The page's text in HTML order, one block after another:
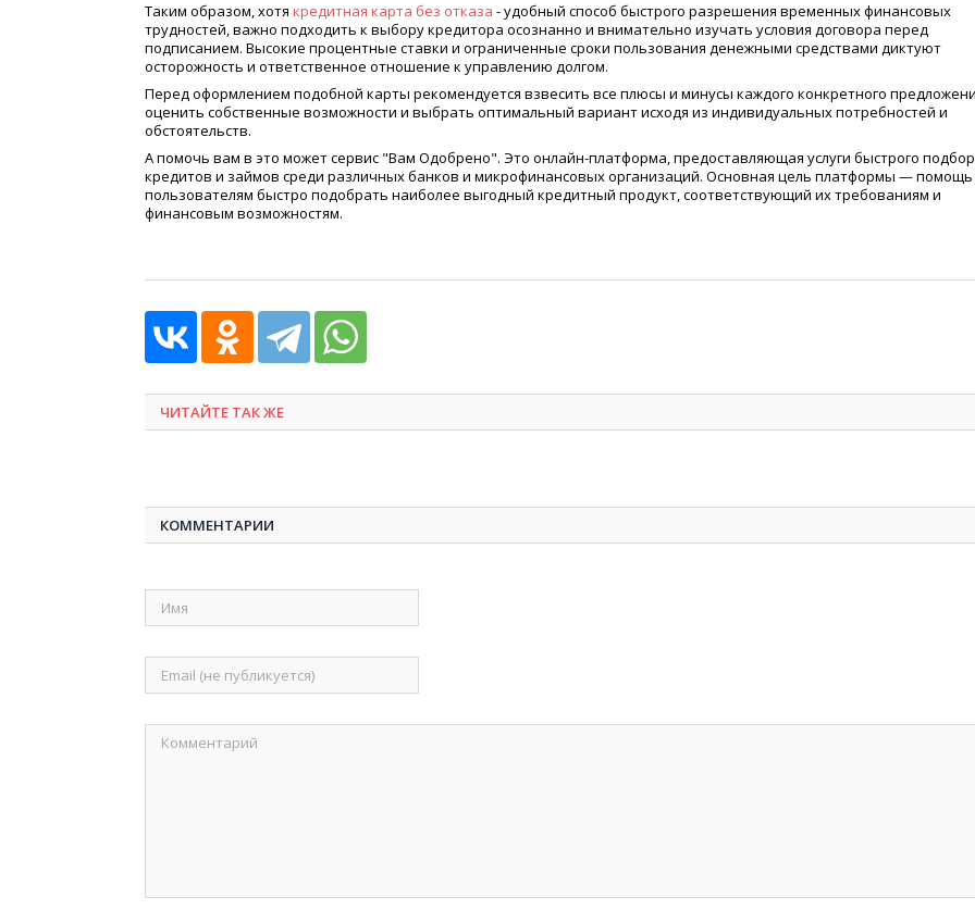
Таким образом, хотя кредитная карта без отказа - удобный способ быстрого разрешения временных финансовых
трудностей, важно подходить к выбору кредитора осознанно и внимательно изучать условия договора перед
подписанием. Высокие процентные ставки и ограниченные сроки пользования денежными средствами диктуют
осторожность и ответственное отношение к управлению долгом.
Перед оформлением подобной карты рекомендуется взвесить все плюсы и минусы каждого конкретного
оценить собственные возможности и выбрать оптимальный вариант исходя из индивидуальных потребностей и
обстоятельств.
А помочь вам в это может сервис "Вам Одобрено". Это онлайн-платформа, предоставляющая услуги быстрого
кредитов и займов среди различных банков и микрофинансовых организаций. Основная цель платформы — помощь
пользователям быстро подобрать наиболее выгодный кредитный продукт, соответствующий их требованиям и
финансовым возможностям.
ЧИТАЙТЕ ТАК ЖЕ
КОММЕНТАРИИ